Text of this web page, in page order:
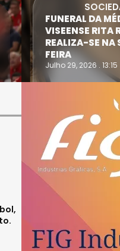
FUNERAL DA
VISEENSE RITA
REALIZA-SE NA
FEIRA
Julho 29, 2026 . 13:15